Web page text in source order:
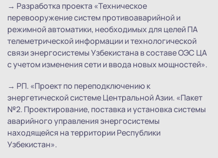
→ Разработка проекта «Техническое
перевооружение систем противоаварийной и
режимной автоматики, необходимых для целей ПА
телеметрической информации и технологической
связи энергосистемы Узбекистана в составе ОЭС ЦА
с учетом изменения сети и ввода новых мощностей».
→ РП. «Проект по переподключению к
энергетической системе Центральной Азии. «Пакет
№2. Проектирование, поставка и установка системы
аварийного управления энергосистемы
находящейся на территории Республики
Узбекистан».